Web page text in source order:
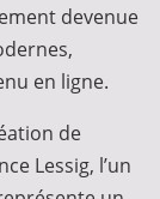
devenue
en ligne.
de
Lessig, l’un